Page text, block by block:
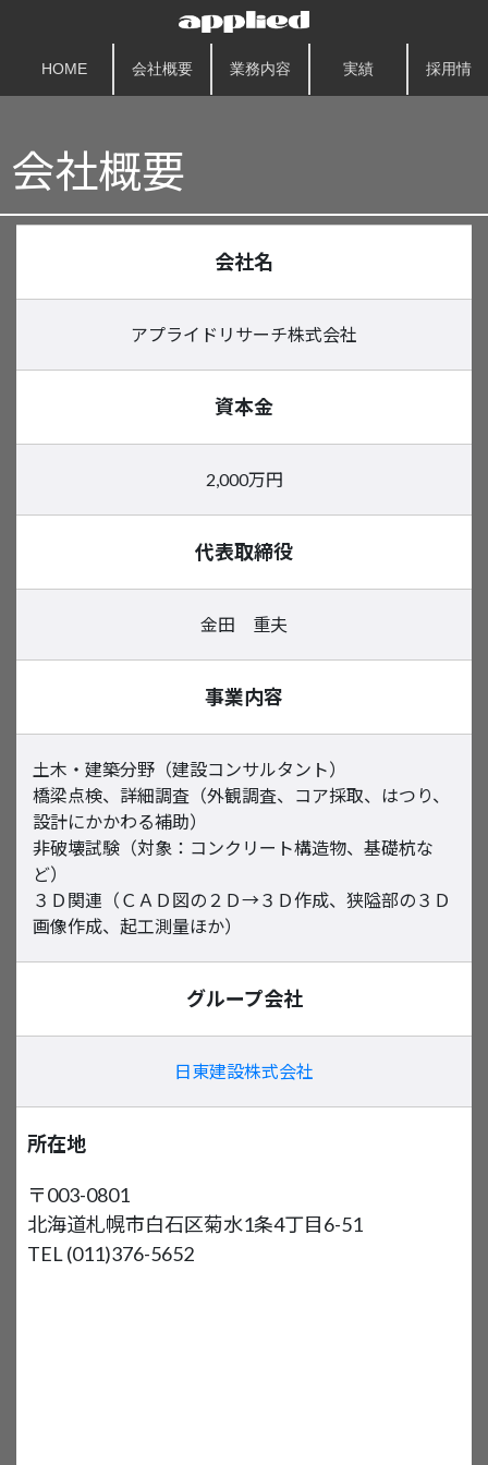
HOME 会社概要 業務内容 実績 採用情報
会社概要
会社名
アプライドリサーチ株式会社
資本金
2,000万円
代表取締役
金田 重夫
事業内容
土木・建築分野（建設コンサルタント）
橋梁点検、詳細調査（外観調査、コア採取、はつり、
設計にかかわる補助）
非破壊試験（対象：コンクリート構造物、基礎杭な
ど）
３Ｄ関連（ＣＡＤ図の２Ｄ→３Ｄ作成、狭隘部の３Ｄ
画像作成、起工測量ほか）
グループ会社
日東建設株式会社
所在地
〒003-0801
北海道札幌市白石区菊水1条4丁目6-51
TEL (011)376-5652